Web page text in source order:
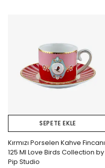
SEPETE EKLE
Kırmızı Porselen Kahve Fincanı
125 Ml Love Birds Collection by
Pip Studio